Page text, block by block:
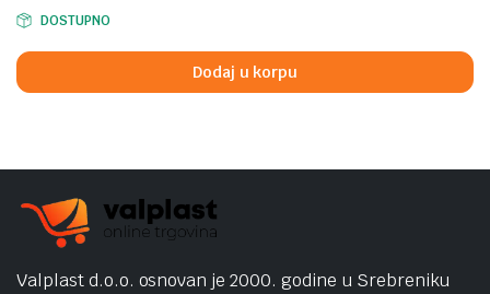
DOSTUPNO
Dodaj u korpu
Valplast d.o.o. osnovan je 2000. godine u Srebreniku